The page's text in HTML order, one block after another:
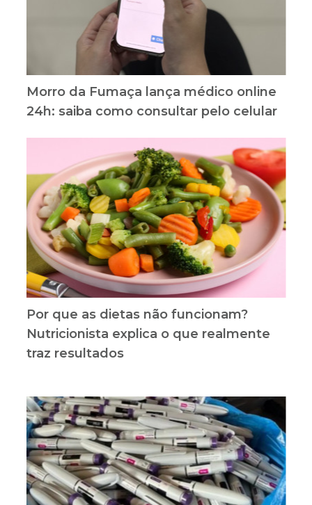
Morro da Fumaça lança médico online
24h: saiba como consultar pelo celular
Por que as dietas não funcionam?
Nutricionista explica o que realmente
traz resultados